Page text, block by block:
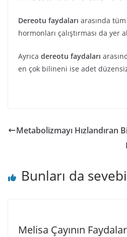
Dereotu faydaları arasında tüm
hormonları çalıştırması da yer
Ayrıca dereotu faydaları
en çok bilineni ise adet
Metabolizmayı Hızlandıran
Bunları da
Melisa Çayının